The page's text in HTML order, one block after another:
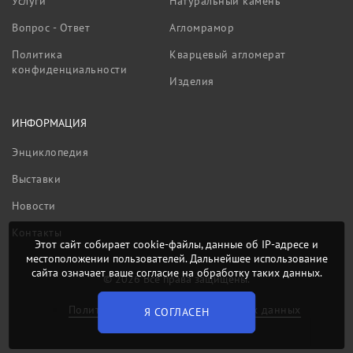
Вопрос - Ответ
Политика
конфиденциальности
Агломрамор
Кварцевый агломерат
Изделия
ИНФОРМАЦИЯ
Энциклопедия
Выставки
Новости
Контакты
© 2026 Все права защищены.
Политика обработки персональных данных
Этот сайт собирает cookie-файлы, данные об IP-адресе и
местоположении пользователей. Дальнейшее использование
сайта означает ваше согласие на обработку таких данных.
Я СОГЛАСЕН